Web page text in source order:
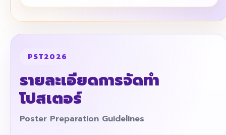
PST2026
รายละเอียดการจัดทำ
โปสเตอร์
Poster Preparation Guidelines